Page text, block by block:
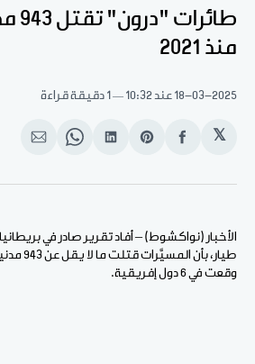
منذ 2021
18-03-2025 عند 10:32 1 دقيقة قراءة
𝕏
انشر
الفيسبوك
Share
Pinterest
انشر
لينكد
Share
WhatsApp
انشر
الإيميل
الأخبار (نواكشوط) – أفاد تقرير صادر في
وقعت في 6 دول إفريقية.